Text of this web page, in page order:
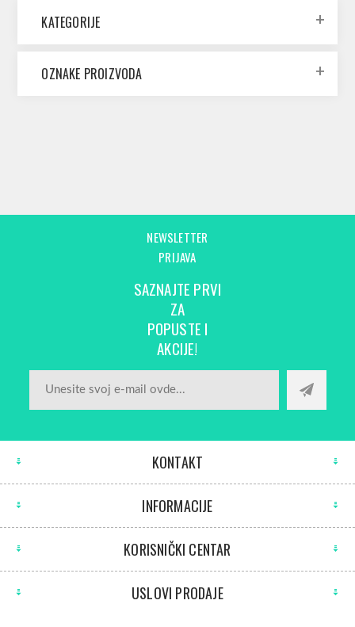
KATEGORIJE
OZNAKE PROIZVODA
NEWSLETTER
PRIJAVA
SAZNAJTE PRVI
ZA
POPUSTE I
AKCIJE!
KONTAKT
INFORMACIJE
KORISNIČKI CENTAR
USLOVI PRODAJE